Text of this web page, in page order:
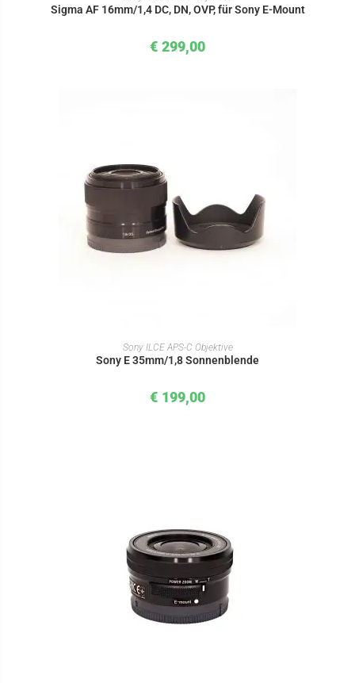
Sigma AF 16mm/1,4 DC, DN, OVP, für Sony E-Mount
€ 299,00
IN DEN WARENKORB
Sony ILCE APS-C Objektive
Sony E 35mm/1,8 Sonnenblende
€ 199,00